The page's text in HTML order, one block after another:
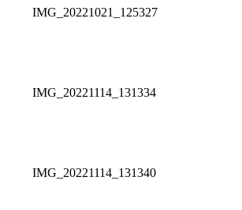
IMG_20221021_125327
IMG_20221114_131334
IMG_20221114_131340